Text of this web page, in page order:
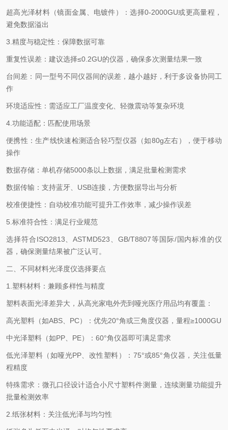
超高光泽材料（镜面金属、电镀件）：选择0-2000GU或更高量程，
避免数据溢出
3. 精度与稳定性：保障数据可靠
重复性误差：建议选择≤0.2GU的仪器，确保多次测量结果一致
台间差：同一型号不同仪器间的误差，越小越好，利于多设备协同工
作
环境适应性：需适应工厂温度变化、轻微震动等复杂环境
4. 功能适配：匹配使用场景
便携性：生产线快速检测适合轻巧型仪器（如80g左右），便于移动
操作
数据存储：单机存储5000条以上数据，满足批量检测需求
数据传输：支持蓝牙、 USB连接，方便数据导出与分析
校准便捷性：自动校准功能可提升工作效率，减少操作误差
5. 标准符合性：满足行业规范
选择符合ISO2813 、ASTMD523 、GB/T8807等国际/国内标准的仪
器，确保测量结果被广泛认可。
二、不同材料光泽度仪选择要点
1. 塑料材料：兼顾多样性与精度
塑料表面光泽差异大，从高光家电外壳到哑光医疗用品均有覆盖：
高光塑料（如ABS PC）：优先20°角或三角度仪器，量程≥1000GU
中光泽塑料（如PP PE）： 60°角仪器即可满足需求
低光泽塑料（如哑光PP 、改性塑料）： 75°或85°角仪器，关注低量
程精度
特殊需求：微孔口径设计适合小尺寸塑料件测量，连续测量功能提升
批量检测效率
2. 纸张材料：关注低光泽与均匀性